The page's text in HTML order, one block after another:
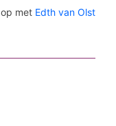
met Edth van Olst